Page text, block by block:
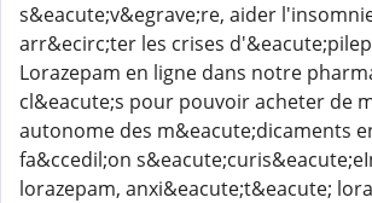
s&eacute;v&egrave;re, aider
arr&ecirc;ter les crises
Lorazepam en ligne dans notre
cl&eacute;s pour pouvoir acheter de
autonome des m&eacute;dicaments
fa&ccedil;on
lorazepam, anxi&eacute;t&eacute;